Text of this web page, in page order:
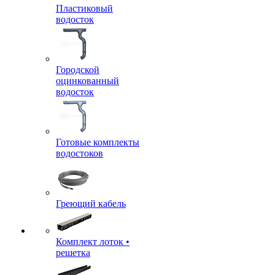
Пластиковый
водосток
Городской
оцинкованный
водосток
Готовые комплекты
водостоков
Греющий кабель
Комплект лоток •
решетка